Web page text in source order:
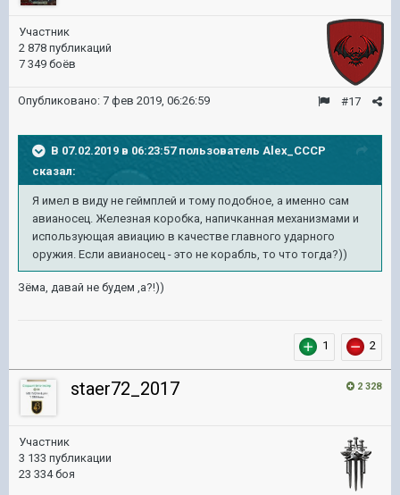
Участник
2 878 публикаций
7 349 боёв
#17
Опубликовано: 7 фев 2019, 06:26:59
В 07.02.2019 в 06:23:57 пользователь Alex_CCCP
сказал:
Я имел в виду не геймплей и тому подобное, а именно сам
авианосец. Железная коробка, напичканная механизмами и
использующая авиацию в качестве главного ударного
оружия. Если авианосец - это не корабль, то что тогда?))
Зёма, давай не будем ,а?!))
1 2
2 328
staer72_2017
Участник
3 133 публикации
23 334 боя